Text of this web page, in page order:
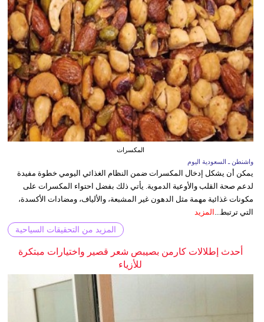
المكسرات
واشنطن ـ السعودية اليوم
يمكن أن يشكل إدخال المكسرات ضمن النظام الغذائي اليومي خطوة مفيدة
لدعم صحة القلب والأوعية الدموية. يأتي ذلك بفضل احتواء المكسرات على
مكونات غذائية مهمة مثل الدهون غير المشبعة، والألياف، ومضادات الأكسدة،
التي ترتبط... المزيد
المزيد من التحقيقات السياحية
أحدث إطلالات كارمن بصيبص شعر قصير واختيارات مبتكرة
للأزياء